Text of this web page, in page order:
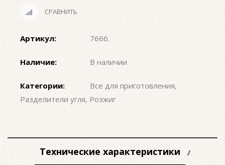
СРАВНИТЬ
Артикул: 7666.
Наличие: В наличии
Категории: Все для приготовления,
Разделители угля, Розжиг
Технические характеристики